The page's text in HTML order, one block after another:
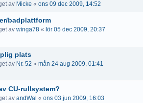
av Micke « ons 09 dec 2009, 14:52
badplattform
av winga78 « lör 05 dec 2009, 20:37
plats
av Nr. 52 « mån 24 aug 2009, 01:41
CU-rullsystem?
av andWal « ons 03 jun 2009, 16:03